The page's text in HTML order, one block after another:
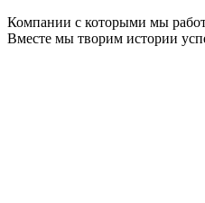
Компании с которыми мы
Вместе мы творим истории